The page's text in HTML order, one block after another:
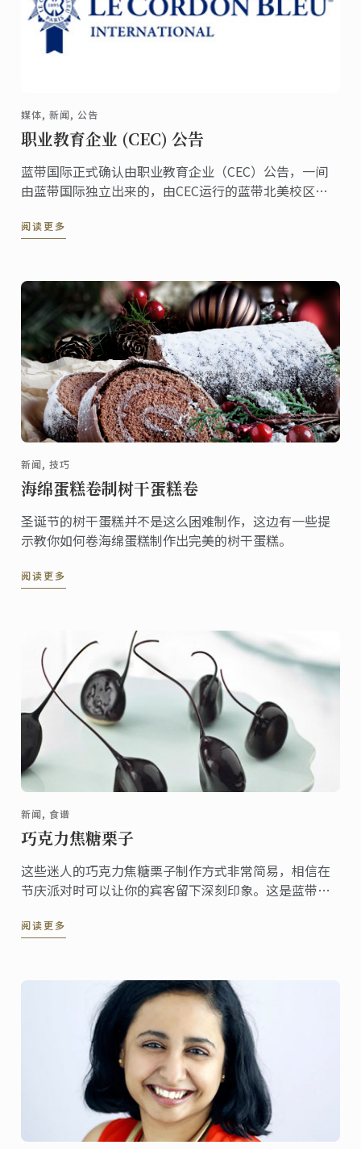
媒体, 新闻, 公告
职业教育企业 (CEC) 公告
蓝带国际正式确认由职业教育企业（CEC）公告，一间
由蓝带国际独立出来的，由CEC运行的蓝带北美校区将
美最后一次入学学期为2016年1月份。
阅读更多
新闻, 技巧
海绵蛋糕卷制树干蛋糕卷
圣诞节的树干蛋糕并不是这么困难制作，这边有一些提
示教你如何卷海绵蛋糕制作出完美的树干蛋糕。
阅读更多
新闻, 食谱
巧克力焦糖栗子
这些迷人的巧克力焦糖栗子制作方式非常简易，相信在
节庆派对时可以让你的宾客留下深刻印象。这是蓝带主
chocolate 珍藏版找到此食谱。
阅读更多